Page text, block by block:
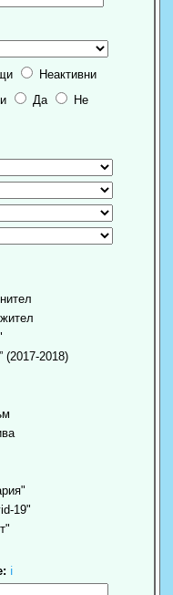
Неактивни
Да Не
(2017-2018)
19"
ℹ